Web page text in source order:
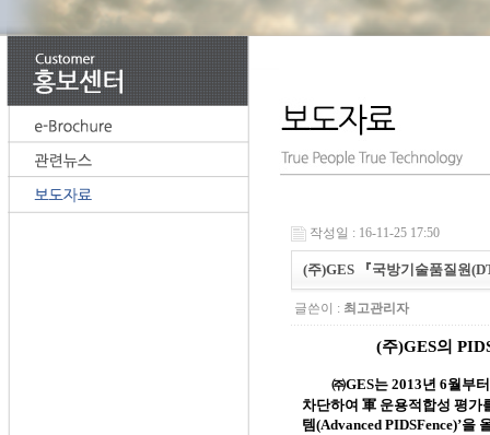
작성일 : 16-11-25 17:50
(주)GES 『국방기술품질원
글쓴이 : 최고관리자
(주)GES의
㈜GES는2013년 6월부
차단하여 軍 운용적합성 평가
템(Advanced PIDSFence)’을